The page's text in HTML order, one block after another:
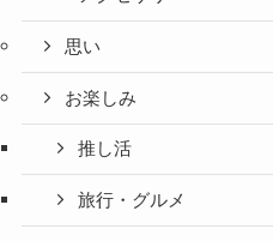
思い
お楽しみ
推し活
旅行・グルメ